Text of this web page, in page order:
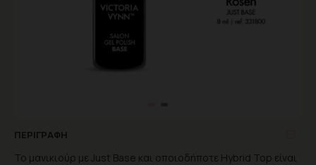
ΠΕΡΙΓΡΑΦΉ
Το μανικιούρ με Just Base και οποιοδήποτε Hybrid Top είναι